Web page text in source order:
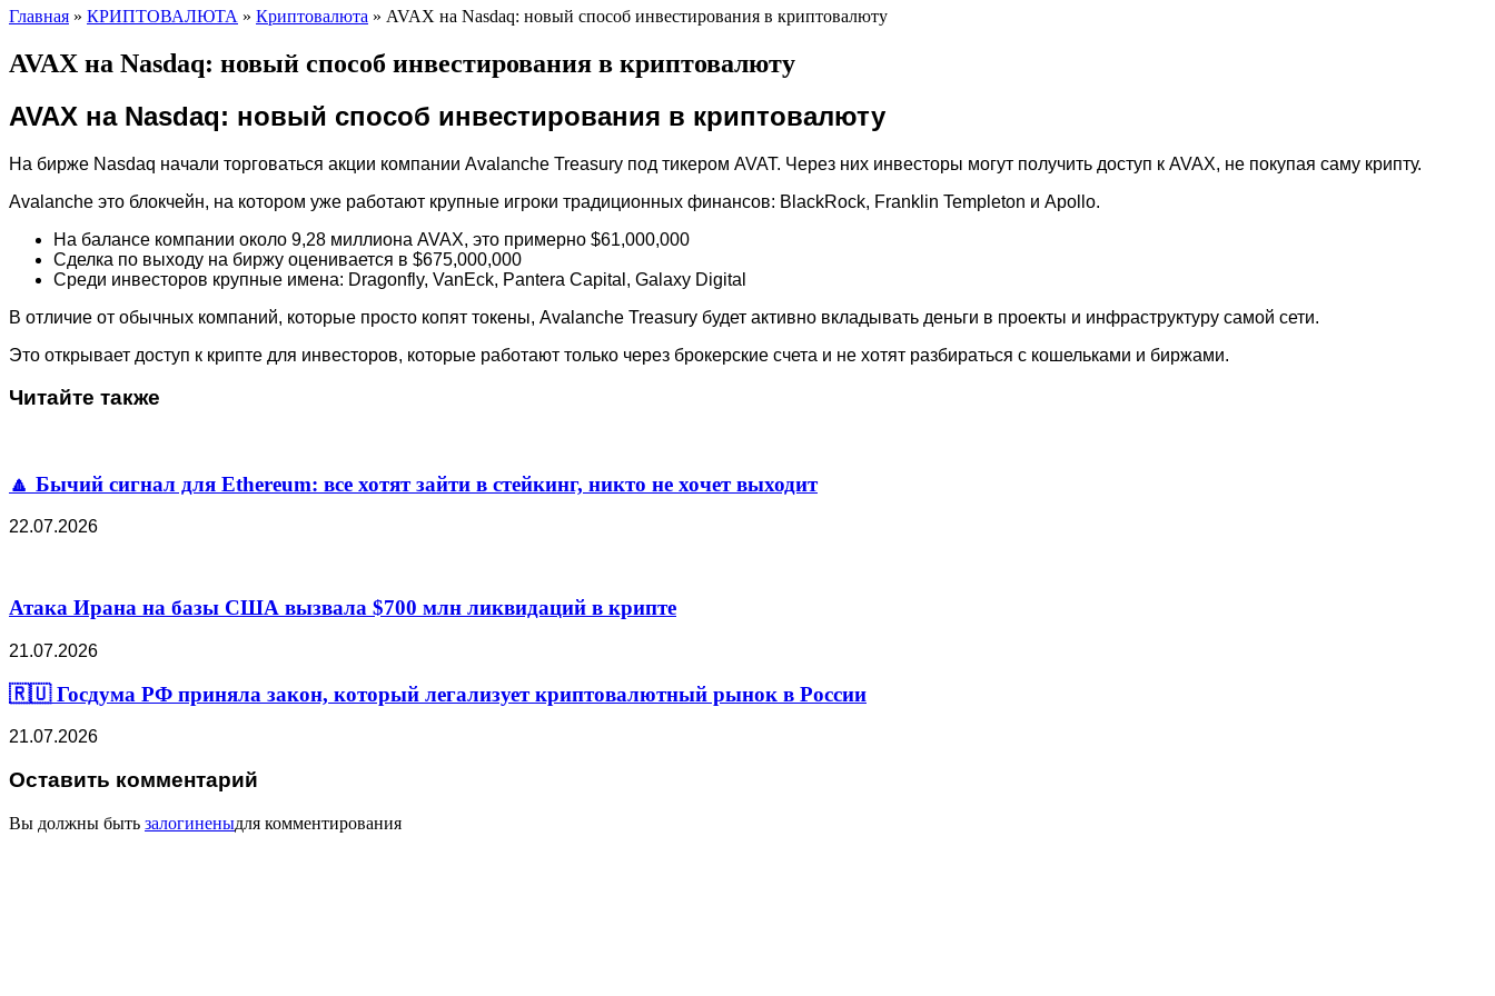
Главная » КРИПТОВАЛЮТА » Криптовалюта » AVAX на Nasdaq: новый способ инвестирования в криптовалюту
AVAX на Nasdaq: новый способ инвестирования в криптовалюту
AVAX на Nasdaq: новый способ инвестирования в криптовалюту
На бирже Nasdaq начали торговаться акции компании Avalanche Treasury под тикером AVAT. Через них инвесторы могут получить доступ к AVAX, не покупая саму крипту.
Avalanche это блокчейн, на котором уже работают крупные игроки традиционных финансов: BlackRock, Franklin Templeton и Apollo.
На балансе компании около 9,28 миллиона AVAX, это примерно $61,000,000
Сделка по выходу на биржу оценивается в $675,000,000
Среди инвесторов крупные имена: Dragonfly, VanEck, Pantera Capital, Galaxy Digital
В отличие от обычных компаний, которые просто копят токены, Avalanche Treasury будет активно вкладывать деньги в проекты и инфраструктуру самой сети.
Это открывает доступ к крипте для инвесторов, которые работают только через брокерские счета и не хотят разбираться с кошельками и биржами.
Читайте также
🔼 Бычий сигнал для Ethereum: все хотят зайти в стейкинг, никто не хочет выходит
22.07.2026
Атака Ирана на базы США вызвала $700 млн ликвидаций в крипте
21.07.2026
🇷🇺 Госдума РФ приняла закон, который легализует криптовалютный рынок в России
21.07.2026
Оставить комментарий
Вы должны быть залогиненыдля комментирования